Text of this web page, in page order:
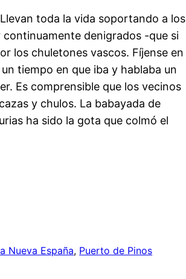
toda la vida soportando a los
continuamente denigrados -que si
los chuletones vascos. Fíjense en
tiempo en que iba y hablaba un
Es comprensible que los vecinos
y chulos. La babayada de
ha sido la gota que colmó el
Nueva España, Puerto de Pinos